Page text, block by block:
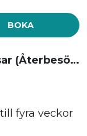
BOKA
Fransförlängning - Volymfransar (Återbesök)
fyra veckor